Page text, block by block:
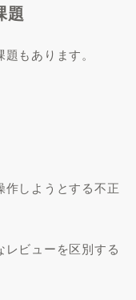
題
もあります。
作しようとする不正
レビューを区別する